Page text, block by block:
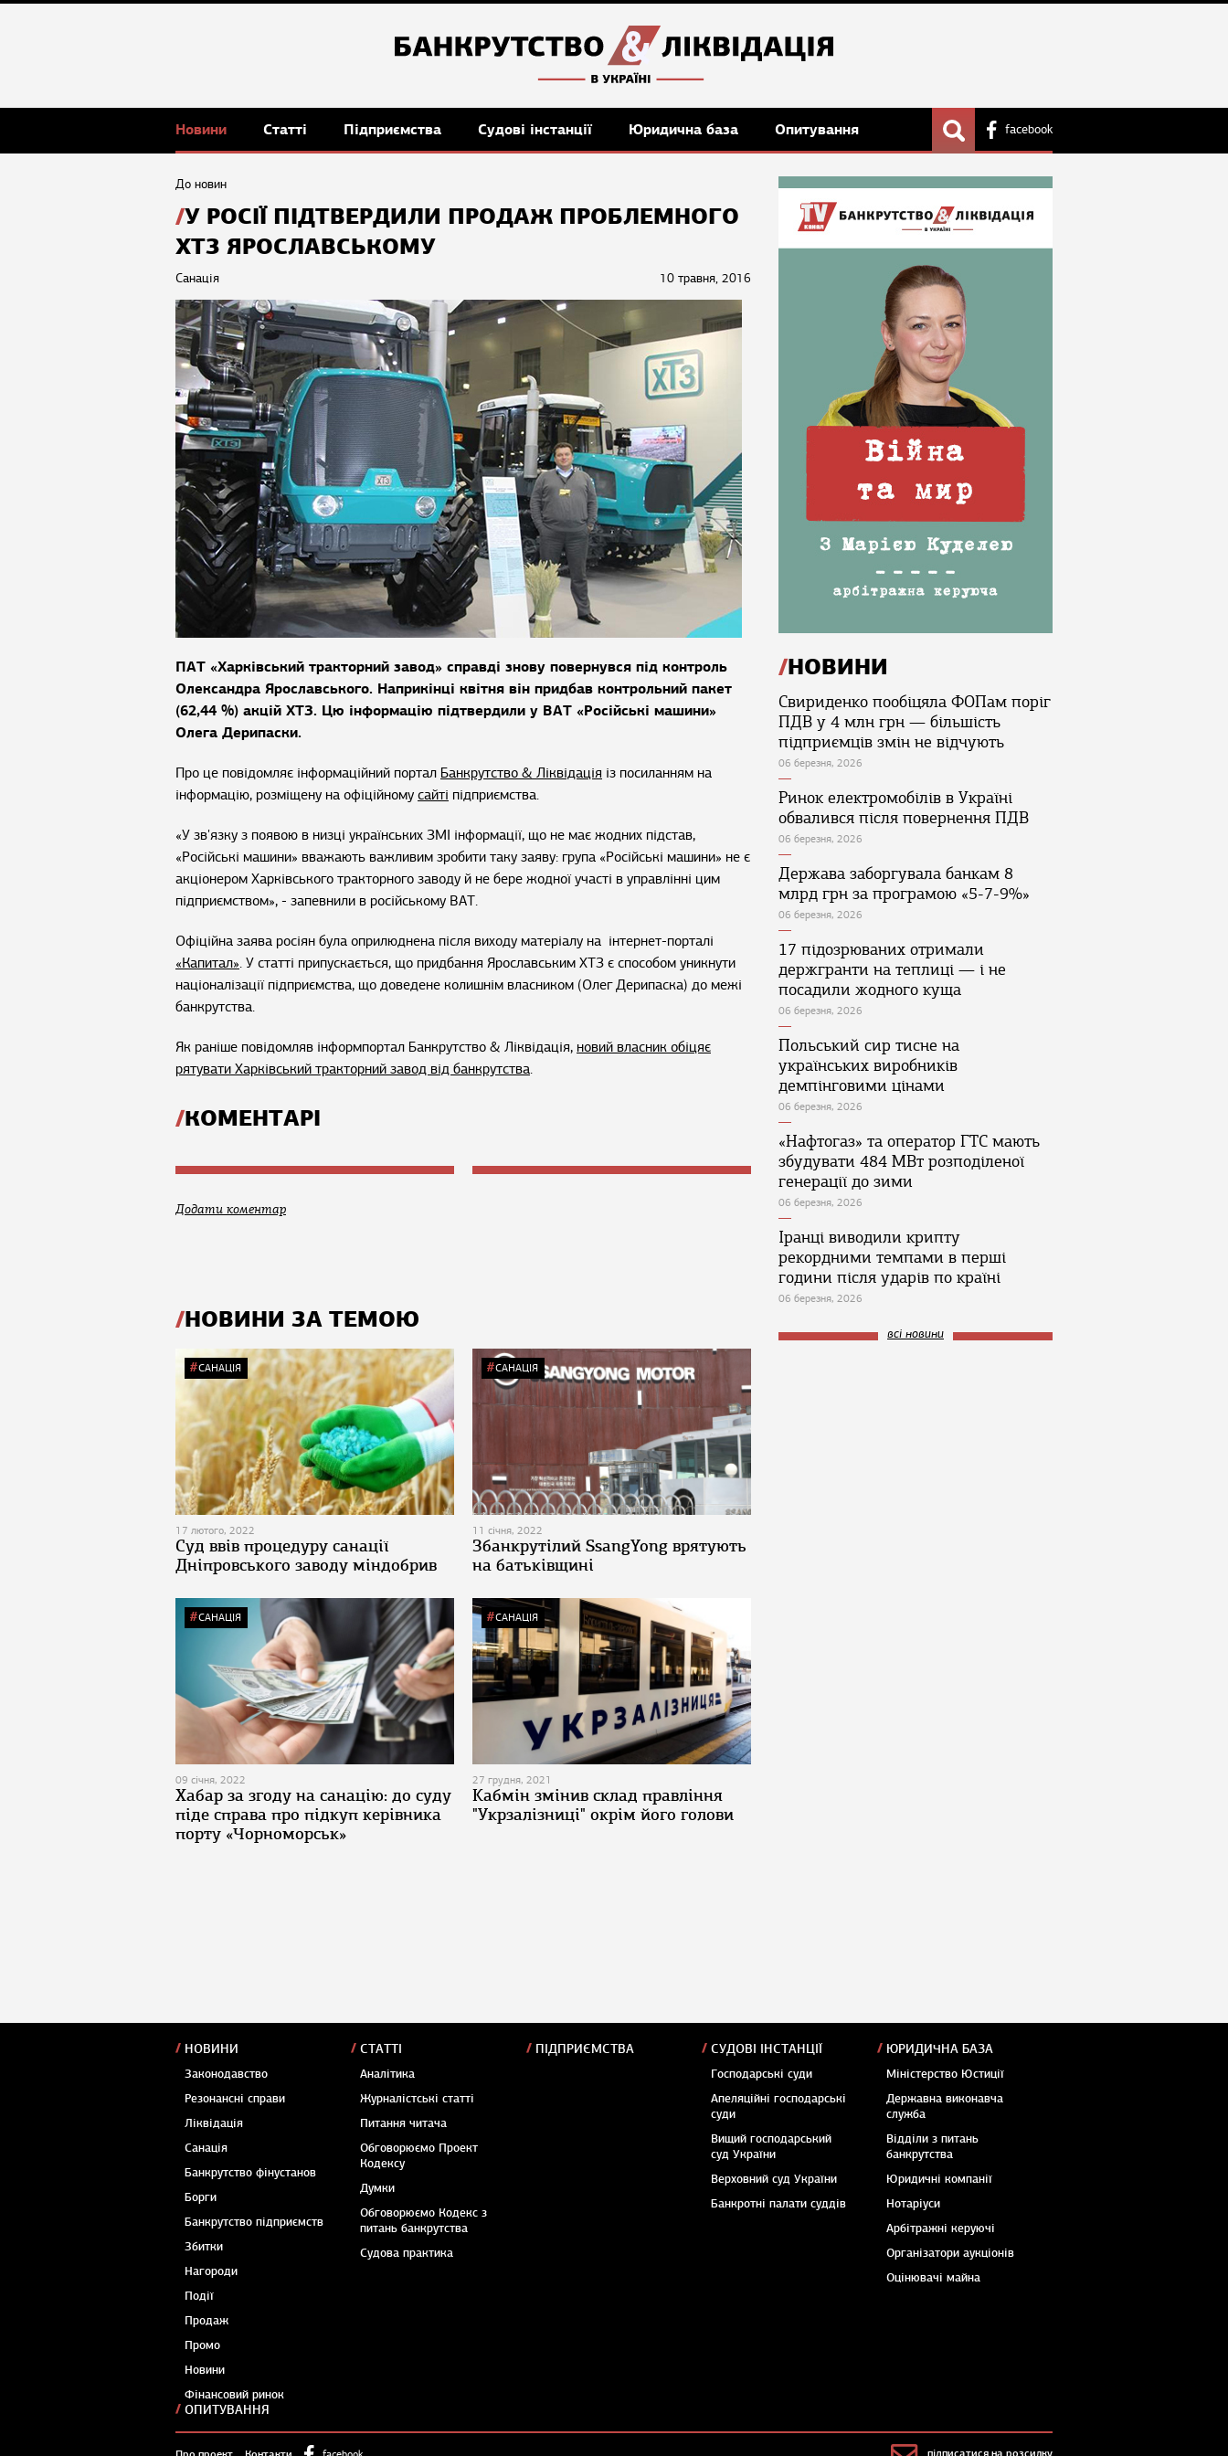
Новини Статті Підприємства Судові інстанції Юридична база Опитування facebook
До новин
У РОСІЇ ПІДТВЕРДИЛИ ПРОДАЖ ПРОБЛЕМНОГО
ХТЗ ЯРОСЛАВСЬКОМУ
10 травня, 2016
Санація
ПАТ «Харківський тракторний завод» справді знову повернувся під контроль
Олександра Ярославського. Наприкінці квітня він придбав контрольний пакет
(62,44 %) акцій ХТЗ. Цю інформацію підтвердили у ВАТ «Російські машини»
Олега Дерипаски.
Про це повідомляє інформаційний портал Банкрутство & Ліквідація із посиланням на
інформацію, розміщену на офіційному сайті підприємства.
«У зв'язку з появою в низці українських ЗМІ інформації, що не має жодних підстав,
«Російські машини» вважають важливим зробити таку заяву: група «Російські машини» не є
акціонером Харківського тракторного заводу й не бере жодної участі в управлінні цим
підприємством», - запевнили в російському ВАТ.
Офіційна заява росіян була оприлюднена після виходу матеріалу на інтернет-порталі
«Капитал». У статті припускається, що придбання Ярославським ХТЗ є способом уникнути
націоналізації підприємства, що доведене колишнім власником (Олег Дерипаска) до межі
банкрутства.
Як раніше повідомляв інформпортал Банкрутство & Ліквідація, новий власник обіцяє
рятувати Харківський тракторний завод від банкрутства.
КОМЕНТАРІ
Додати коментар
НОВИНИ ЗА ТЕМОЮ
САНАЦІЯ
17 лютого, 2022
Суд ввів процедуру санації
Дніпровського заводу міндобрив
САНАЦІЯ
11 січня, 2022
Збанкрутілий SsangYong врятують
на батьківщині
САНАЦІЯ
09 січня, 2022
Хабар за згоду на санацію: до суду
піде справа про підкуп керівника
порту «Чорноморськ»
САНАЦІЯ
27 грудня, 2021
Кабмін змінив склад правління
"Укрзалізниці" окрім його голови
НОВИНИ
Свириденко пообіцяла ФОПам поріг
ПДВ у 4 млн грн — більшість
підприємців змін не відчують
06 березня, 2026
Ринок електромобілів в Україні
обвалився після повернення ПДВ
06 березня, 2026
Держава заборгувала банкам 8
млрд грн за програмою «5-7-9%»
06 березня, 2026
17 підозрюваних отримали
держгранти на теплиці — і не
посадили жодного куща
06 березня, 2026
Польський сир тисне на
українських виробників
демпінговими цінами
06 березня, 2026
«Нафтогаз» та оператор ГТС мають
збудувати 484 МВт розподіленої
генерації до зими
06 березня, 2026
Іранці виводили крипту
рекордними темпами в перші
години після ударів по країні
06 березня, 2026
всі новини
НОВИНИ
Законодавство
Резонансні справи
Ліквідація
Санація
Банкрутство фінустанов
Борги
Банкрутство підприємств
Збитки
Нагороди
Події
Продаж
Промо
Новини
Фінансовий ринок
СТАТТІ
Аналітика
Журналістські статті
Питання читача
Обговорюємо Проект
Кодексу
Думки
Обговорюємо Кодекс з
питань банкрутства
Судова практика
ПІДПРИЄМСТВА СУДОВІ ІНСТАНЦІЇ
Господарські суди
Апеляційні господарські
суди
Вищий господарський
суд України
Верховний суд України
Банкротні палати суддів
ЮРИДИЧНА БАЗА
Міністерство Юстиції
Державна виконавча
служба
Відділи з питань
банкрутства
Юридичні компанії
Нотаріуси
Арбітражні керуючі
Організатори аукціонів
Оцінювачі майна
ОПИТУВАННЯ
підписатися на розсилку